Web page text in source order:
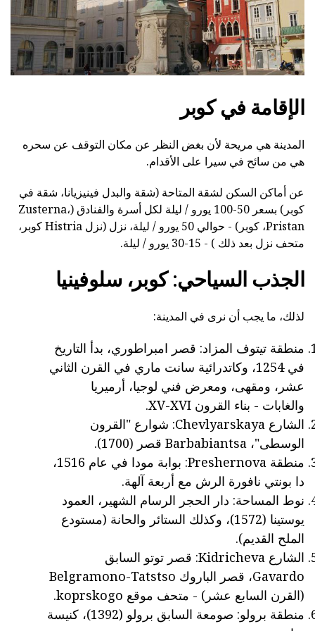
الإقامة في كوبر
المدينة هي مريحة لأن بغض النظر عن مكان التوقف عن سحره
هي من سائح في سيرا على الأقدام.
عن أماكن السكن لشقة المتاحة (شقة والبدل فينيزيانا، شقة في
كوبر) بسعر 50-100 يورو / ليلة لكل أسرة والفنادق (Zusterna،
Pristan، كوبر) - حوالي 50 يورو / ليلة، نزل (نزل Histria كوبر،
متحف نزل بعد ذلك ) - 15-30 يورو / ليلة.
الجذب السياحي: كوبر، سلوفينيا
لذلك، ما يجب أن نرى في المدينة:
منطقة تيتوف المزاد: قصر امبراطوري، بدأ التاريخ
في 1254، وكاتدرائية سانت ماري في القرن الثاني
عشر، ومقهى، ومعرض فني لوجيا، أرميريا
والغابات - بناء القرون XV-XVI.
الشارع Chevlyarskaya: شوارع "القرون
الوسطى"، Barbabiantsa قصر (1700).
منطقة Preshernova: بوابة مودا في عام 1516،
دا بونتي نافورة الرش مع أربعة آلهة.
نوط المساحة: دار الحجر الرسام الشهير، العمود
يوستينا (1572)، وكذلك الستائر والحانة (مستودع
الملح القديم).
الشارع Kidricheva: قصر توتو السابق
Gavardo، قصر الباروك Belgramono-Tatstso
(القرن السابع عشر) - متحف موقع koprskogo.
منطقة برولو: صومعة السابق برولو (1392)، كنيسة